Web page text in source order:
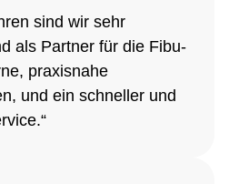
sind wir sehr
als Partner für die Fibu-
praxisnahe
und ein schneller und